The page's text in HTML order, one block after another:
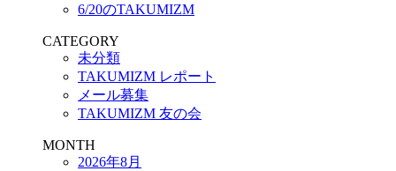
6/20のTAKUMIZM
CATEGORY
未分類
TAKUMIZM レポート
メール募集
TAKUMIZM 友の会
MONTH
2026年8月